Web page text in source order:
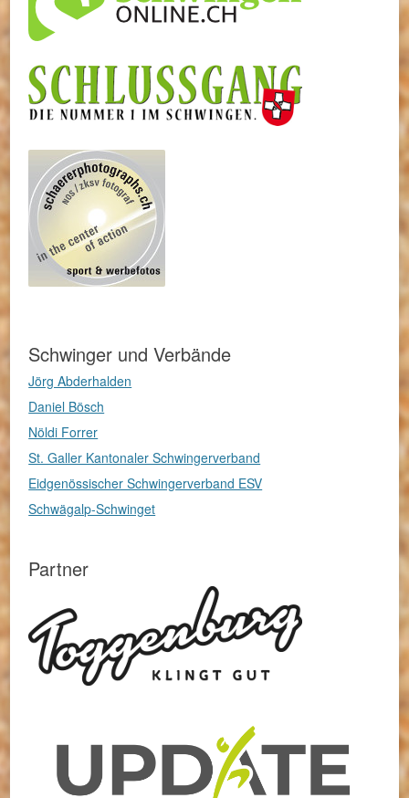
Schwinger und Verbände
Jörg Abderhalden
Daniel Bösch
Nöldi Forrer
St. Galler Kantonaler Schwingerverband
Eidgenössischer Schwingerverband ESV
Schwägalp-Schwinget
Partner